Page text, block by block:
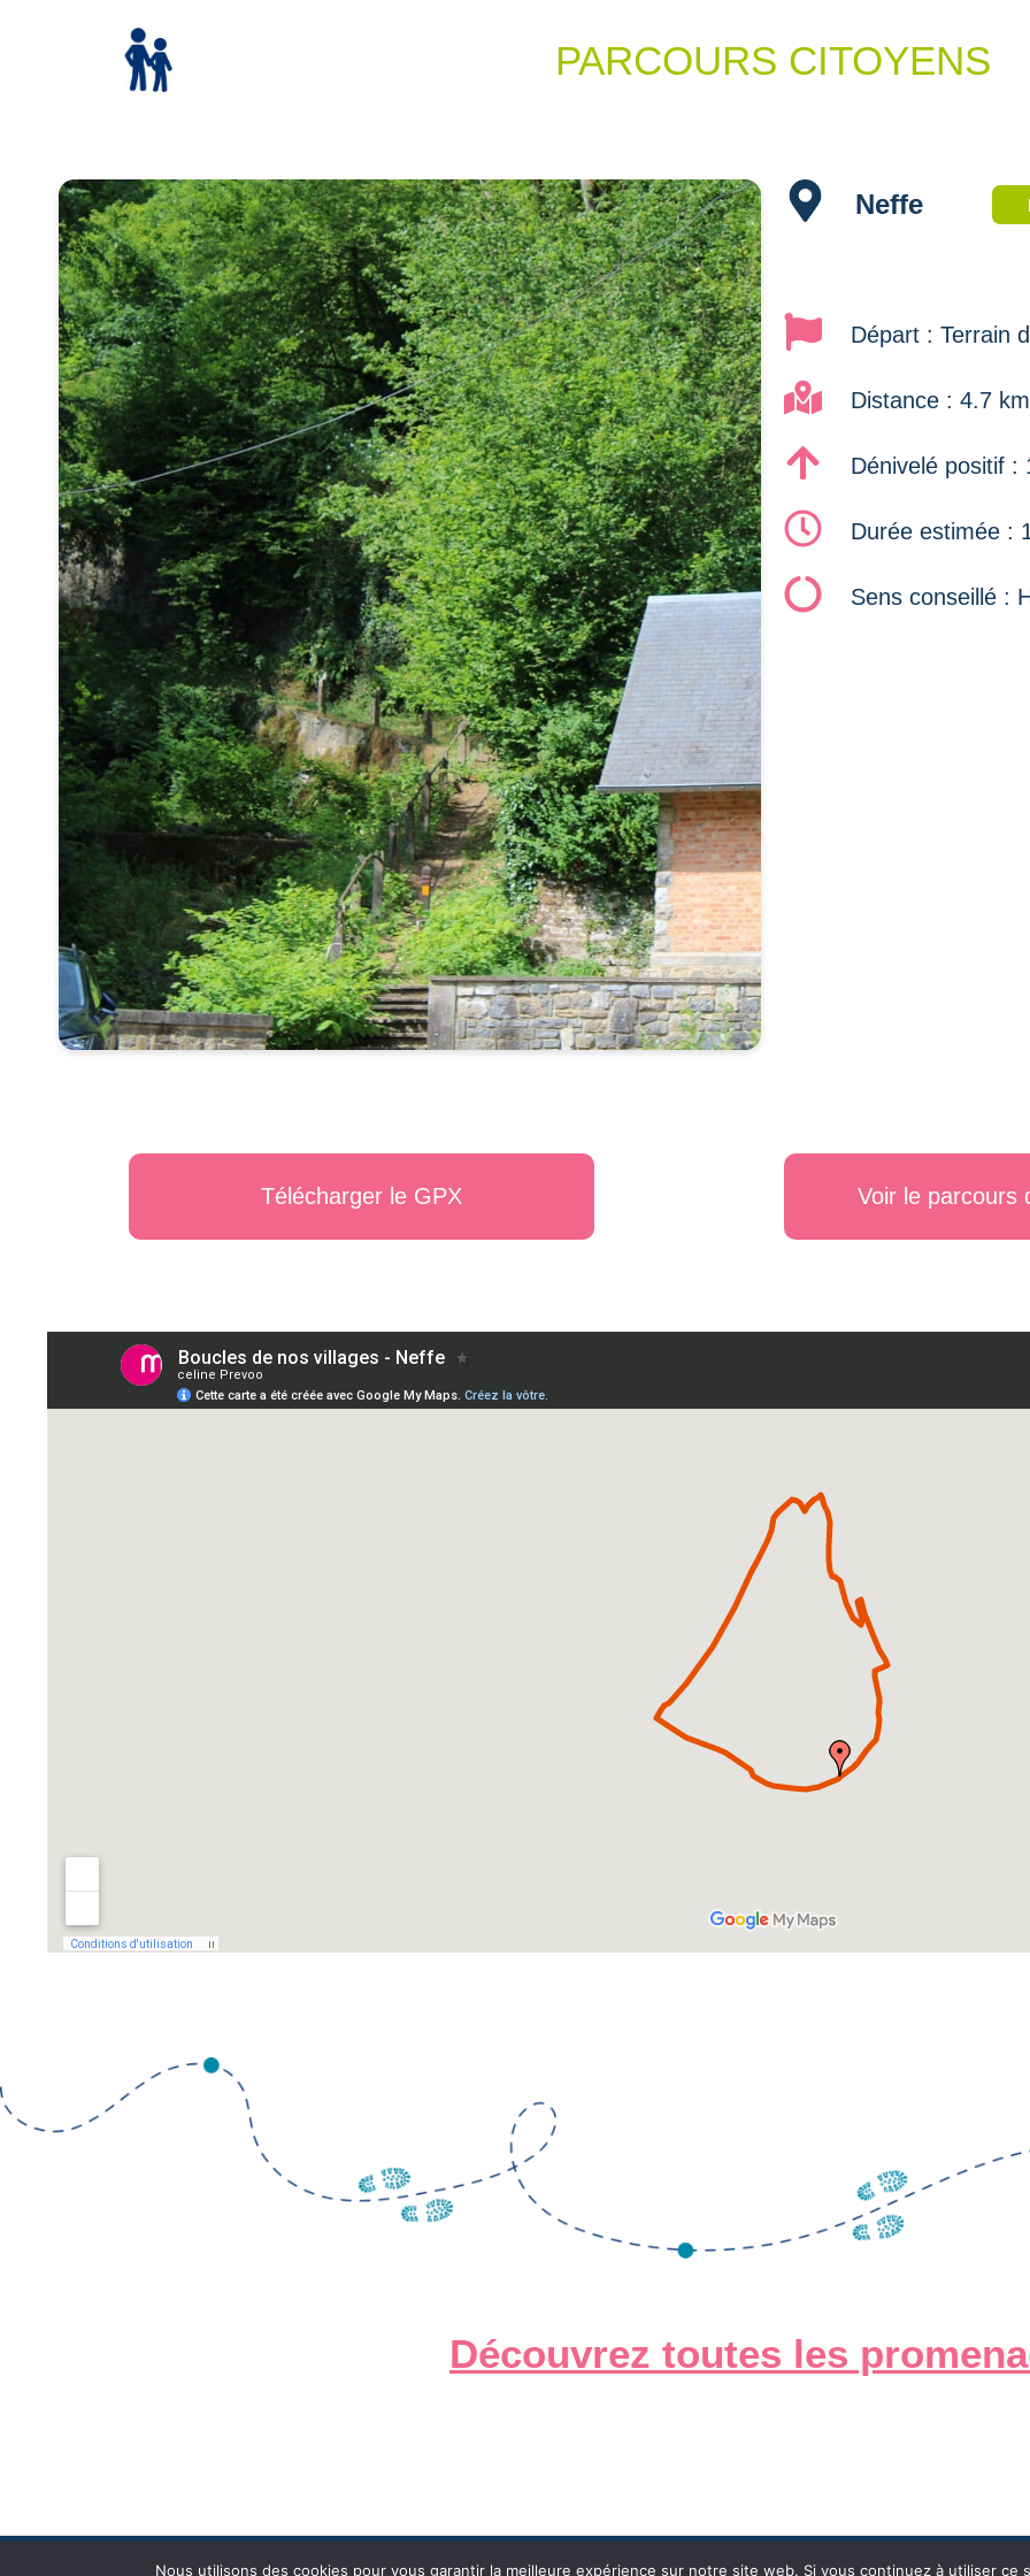
PARCOURS CITOYENS
Neffe
Départ : Terrain
Distance : 4.7 km
Dénivelé positif :
Durée estimée :
Sens conseillé :
Télécharger le GPX Voir le parcours
Découvrez toutes les
Nous utilisons des cookies pour vous garantir la meilleure expérience sur notre site web. Si vous continuez à utiliser